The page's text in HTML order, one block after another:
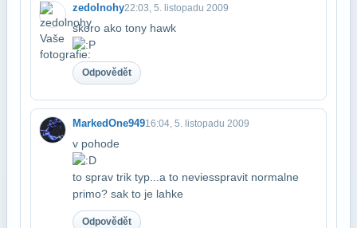
zedolnohy22:03, 5. listopadu 2009
skoro ako tony hawk
Odpovědět
MarkedOne94916:04, 5. listopadu 2009
v pohode
to sprav trik typ...a to nevies​spravit normalne
primo? sak to je lahke
Odpovědět